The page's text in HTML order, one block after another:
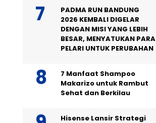
PADMA RUN BANDUNG
2026 KEMBALI DIGELAR
DENGAN MISI YANG LEBIH
BESAR, MENYATUKAN PARA
PELARI UNTUK PERUBAHAN
7 Manfaat Shampoo
Makarizo untuk Rambut
Sehat dan Berkilau
Hisense Lansir Strategi